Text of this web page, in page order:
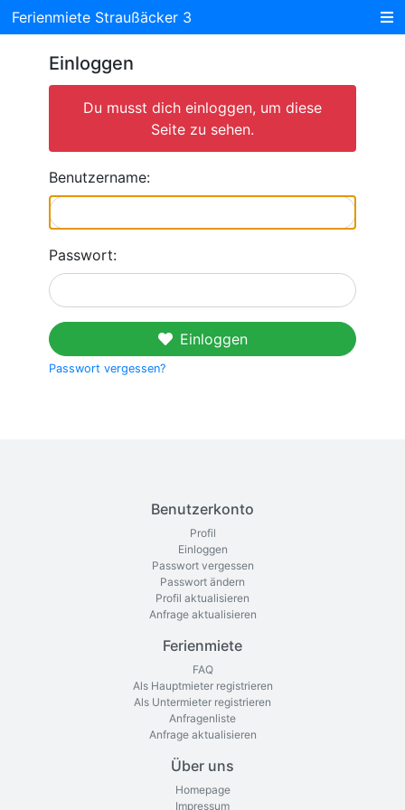
Ferienmiete Straußäcker 3
Einloggen
Du musst dich einloggen, um diese
Seite zu sehen.
Benutzername:
Passwort:
Einloggen
Passwort vergessen?
Benutzerkonto
Profil
Einloggen
Passwort vergessen
Passwort ändern
Profil aktualisieren
Anfrage aktualisieren
Ferienmiete
FAQ
Als Hauptmieter registrieren
Als Untermieter registrieren
Anfragenliste
Anfrage aktualisieren
Über uns
Homepage
Impressum